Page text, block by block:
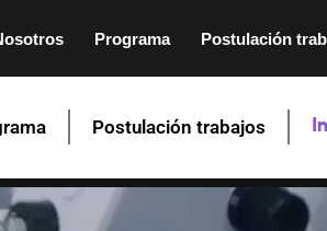
Programa Postulación
Postulación trabajos